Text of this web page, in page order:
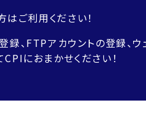
ご利用ください！
録、FTPアカウントの登録、
におまかせください！